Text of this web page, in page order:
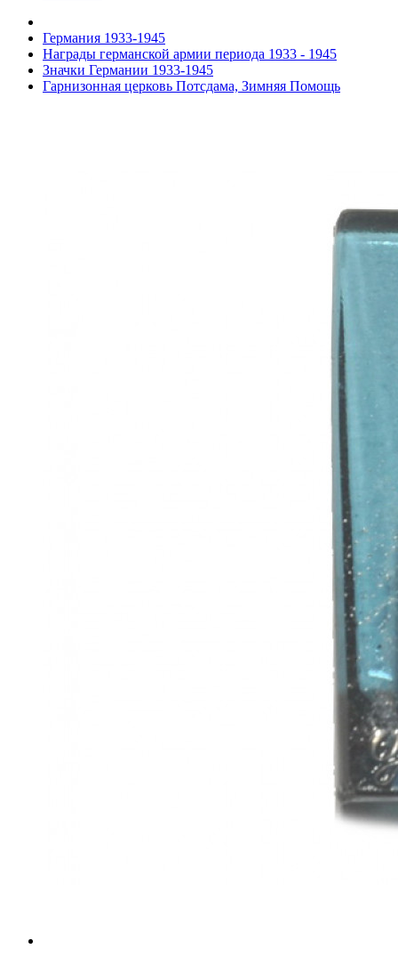
Германия 1933-1945
Награды германской армии периода 1933 - 1945
Значки Германии 1933-1945
Гарнизонная церковь Потсдама, Зимняя Помощь